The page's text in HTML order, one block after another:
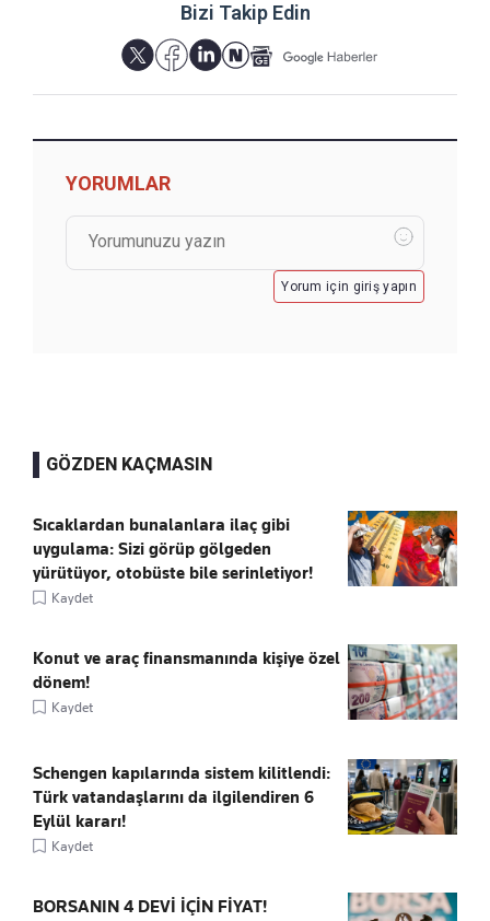
Bizi Takip Edin
YORUMLAR
Yorum için giriş yapın
GÖZDEN KAÇMASIN
Sıcaklardan bunalanlara ilaç gibi
uygulama: Sizi görüp gölgeden
yürütüyor, otobüste bile serinletiyor!
Kaydet
Konut ve araç finansmanında kişiye özel
dönem!
Kaydet
Schengen kapılarında sistem kilitlendi:
Türk vatandaşlarını da ilgilendiren 6
Eylül kararı!
Kaydet
BORSANIN 4 DEVİ İÇİN FİYAT!